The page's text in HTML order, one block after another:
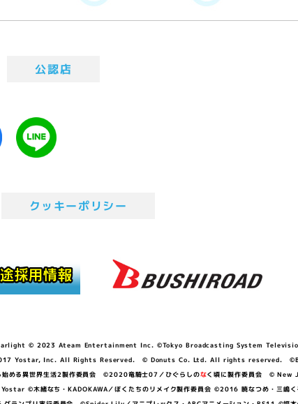
公認店
クッキーポリシー
© 2023 Ateam Entertainment Inc. ©Tokyo Broadcasting System
2017 Yostar, Inc. All Rights Reserved. © Donuts Co. Ltd. All rights reserved.
める異世界生活2製作委員会 ©2020竜騎士07／ひぐらしのなく頃に製作委員会 ©
緒なち・KADOKAWA／ぼくたちのリメイク製作委員会 ©2016 暁なつめ・三嶋くろ